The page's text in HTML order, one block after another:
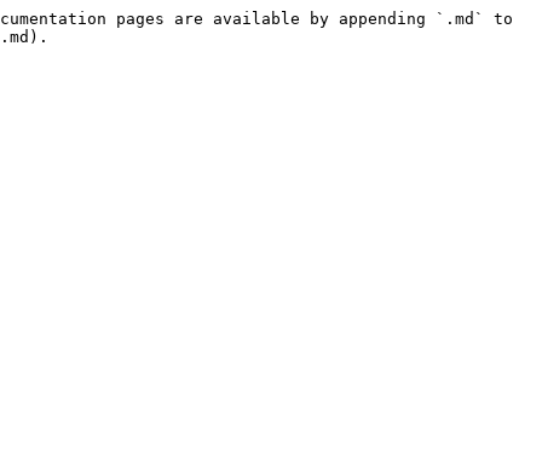
pages are available by appending `.md` to